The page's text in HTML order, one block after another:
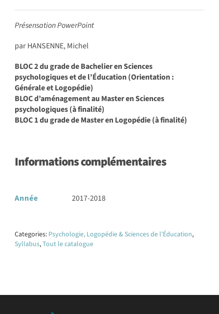
Présensation PowerPoint
par HANSENNE, Michel
BLOC 2 du grade de Bachelier en Sciences
psychologiques et de l’Éducation (Orientation :
Générale et Logopédie)
BLOC d’aménagement au Master en Sciences
psychologiques (à finalité)
BLOC 1 du grade de Master en Logopédie (à finalité)
Informations complémentaires
Année 2017-2018
Categories: Psychologie, Logopédie & Sciences de l'Éducation,
Syllabus,Tout le catalogue